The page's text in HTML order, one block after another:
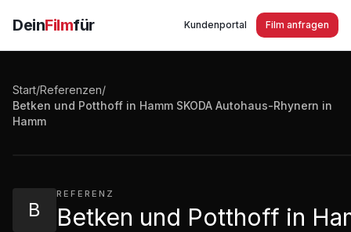
DeinFilmfür Kundenportal Film anfragen
Start/Referenzen/
Betken und Potthoff in Hamm SKODA Autohaus-Rhynern in
Hamm
B
REFERENZ
Betken und Potthoff in
Betken und Potthoff in Hamm SKODA Autohaus-